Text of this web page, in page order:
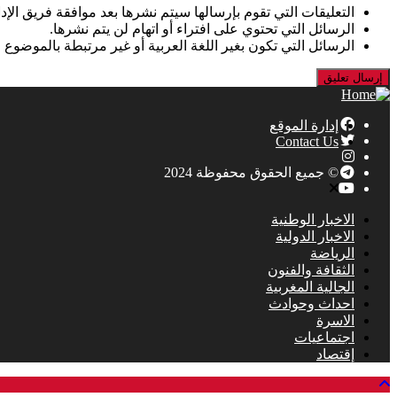
التعليقات التي تقوم بإرسالها سيتم نشرها بعد موافقة فريق
الرسائل التي تحتوي على افتراء أو اتهام لن يتم نشرها.
الرسائل التي تكون بغير اللغة العربية أو غير مرتبطة
إدارة الموقع
Contact Us
© جميع الحقوق محفوظة 2024
الاخبار الوطنية
الاخبار الدولية
الرياضة
الثقافة والفنون
الجالية المغربية
احداث وحوادث
الاسرة
اجتماعيات
إقتصاد